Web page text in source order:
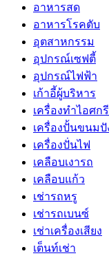
อาหารสด
อาหารโรคตับ
อุตสาหกรรม
อุปกรณ์เซฟตี้
อุปกรณ์ไฟฟ้า
เก้าอี้ผู้บริหาร
เครื่องทำไอศก
เครื่องปั้นขนมปัง
เครื่องปั่นไฟ
เคลือบเงารถ
เคลือบแก้ว
เช่ารถหรู
เช่ารถเบนซ์
เช่าเครื่องเสียง
เต็นท์เช่า